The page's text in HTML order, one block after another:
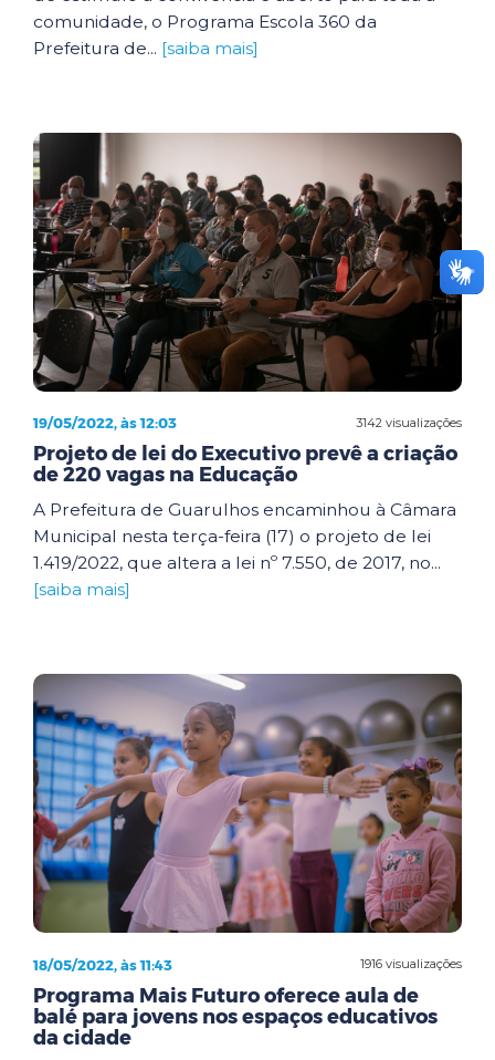
comunidade, o Programa Escola 360 da
Prefeitura de... [saiba mais]
3142 visualizações
19/05/2022, às 12:03
Projeto de lei do Executivo prevê a criação
de 220 vagas na Educação
A Prefeitura de Guarulhos encaminhou à Câmara
Municipal nesta terça-feira (17) o projeto de lei
1.419/2022, que altera a lei nº 7.550, de 2017, no...
[saiba mais]
1916 visualizações
18/05/2022, às 11:43
Programa Mais Futuro oferece aula de
balé para jovens nos espaços educativos
da cidade